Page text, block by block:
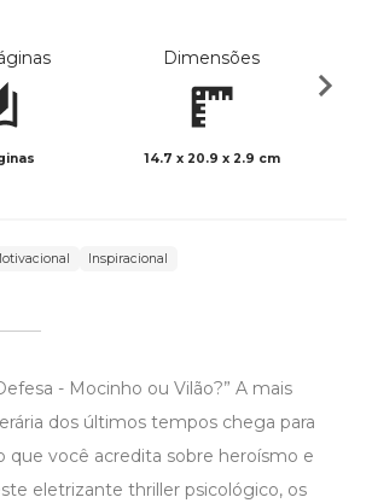
Dimensões
14.7 x 20.9 x 2.9 cm
Inspiracional
- Mocinho ou Vilão?” A mais
dos últimos tempos chega para
que você acredita sobre heroísmo e
eletrizante thriller psicológico, os